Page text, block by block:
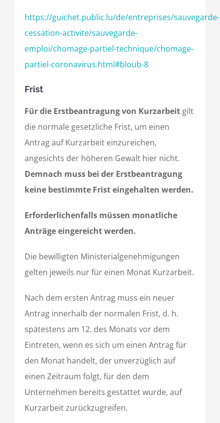
https://guichet.public.lu/de/entreprises/sauvegarde-
cessation-activite/sauvegarde-
emploi/chomage-partiel-technique/chomage-
partiel-coronavirus.html#bloub-8
Frist
Für die Erstbeantragung von Kurzarbeit gilt
die normale gesetzliche Frist, um einen
Antrag auf Kurzarbeit einzureichen,
angesichts der höheren Gewalt hier nicht.
Demnach muss bei der Erstbeantragung
keine bestimmte Frist eingehalten werden.
Erforderlichenfalls müssen monatliche
Anträge eingereicht werden.
Die bewilligten Ministerialgenehmigungen
gelten jeweils nur für einen Monat Kurzarbeit.
Nach dem ersten Antrag muss ein neuer
Antrag innerhalb der normalen Frist, d. h.
spätestens am 12. des Monats vor dem
Eintreten, wenn es sich um einen Antrag für
den Monat handelt, der unverzüglich auf
einen Zeitraum folgt, für den dem
Unternehmen bereits gestattet wurde, auf
Kurzarbeit zurückzugreifen.